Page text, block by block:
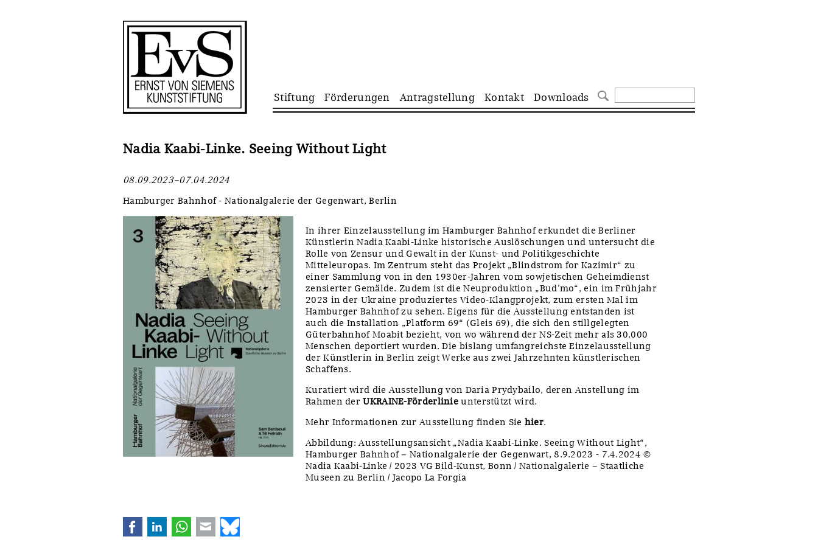
Navigation
überspringen
Stiftung Förderungen Antragstellung Kontakt Downloads
Nadia Kaabi-Linke. Seeing Without Light
08.09.2023–07.04.2024
Hamburger Bahnhof - Nationalgalerie der Gegenwart, Berlin
In ihrer Einzelausstellung im Hamburger Bahnhof erkundet die Berliner
Künstlerin Nadia Kaabi-Linke historische Auslöschungen und untersucht die
Rolle von Zensur und Gewalt in der Kunst- und Politikgeschichte
Mitteleuropas. Im Zentrum steht das Projekt „Blindstrom for Kazimir“ zu
einer Sammlung von in den 1930er-Jahren vom sowjetischen Geheimdienst
zensierter Gemälde. Zudem ist die Neuproduktion „Bud’mo“, ein im Frühjahr
2023 in der Ukraine produziertes Video-Klangprojekt, zum ersten Mal im
Hamburger Bahnhof zu sehen. Eigens für die Ausstellung entstanden ist
auch die Installation „Platform 69“ (Gleis 69), die sich den stillgelegten
Güterbahnhof Moabit bezieht, von wo während der NS-Zeit mehr als 30.000
Menschen deportiert wurden. Die bislang umfangreichste Einzelausstellung
der Künstlerin in Berlin zeigt Werke aus zwei Jahrzehnten künstlerischen
Schaffens.
Kuratiert wird die Ausstellung von Daria Prydybailo, deren Anstellung im
Rahmen derUKRAINE-Förderlinie unterstützt wird.
Mehr Informationen zur Ausstellung finden Sie hier.
Abbildung: Ausstellungsansicht „Nadia Kaabi-Linke. Seeing Without Light“,
Hamburger Bahnhof – Nationalgalerie der Gegenwart, 8.9.2023 - 7.4.2024 ©
Nadia Kaabi-Linke / 2023 VG Bild-Kunst, Bonn / Nationalgalerie – Staatliche
Museen zu Berlin / Jacopo La Forgia
FacebookLinkedInWhatsApp
E-mail